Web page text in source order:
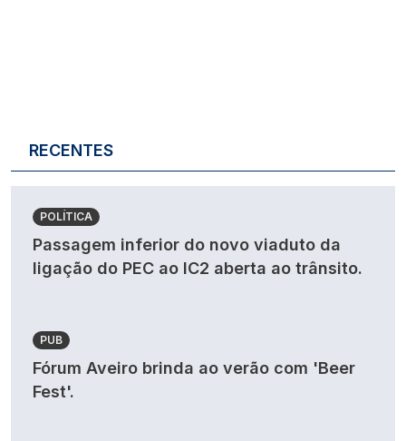
RECENTES
POLÍTICA
Passagem inferior do novo viaduto da
ligação do PEC ao IC2 aberta ao trânsito.
PUB
Fórum Aveiro brinda ao verão com 'Beer
Fest'.